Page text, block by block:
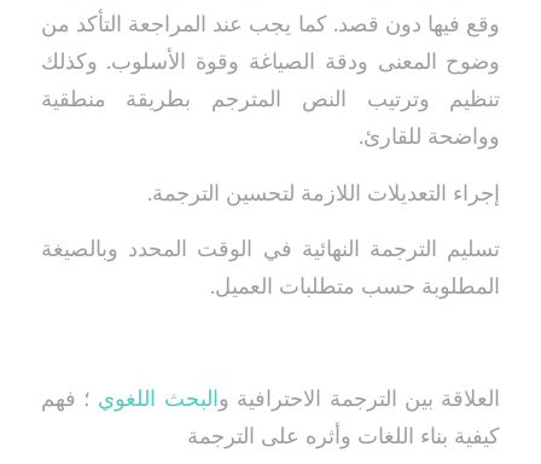
وقع فيها دون قصد. كما يجب عند المراجعة التأكد من
وضوح المعنى ودقة الصياغة وقوة الأسلوب. وكذلك
تنظيم وترتيب النص المترجم بطريقة منطقية
وواضحة للقارئ.
إجراء التعديلات اللازمة لتحسين الترجمة.
تسليم الترجمة النهائية في الوقت المحدد وبالصيغة
المطلوبة حسب متطلبات العميل.
العلاقة بين الترجمة الاحترافية و البحث اللغوي ؛ فهم
كيفية بناء اللغات وأثره على الترجمة